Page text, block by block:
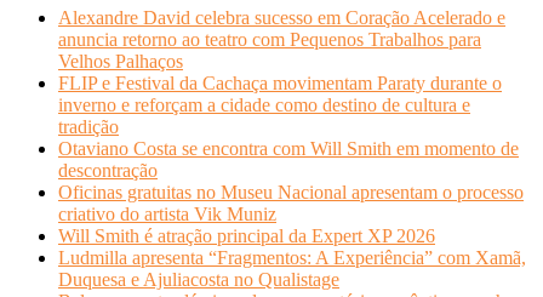
Alexandre David celebra sucesso em Coração Acelerado e
anuncia retorno ao teatro com Pequenos Trabalhos para
Velhos Palhaços
FLIP e Festival da Cachaça movimentam Paraty durante o
inverno e reforçam a cidade como destino de cultura e
tradição
Otaviano Costa se encontra com Will Smith em momento de
descontração
Oficinas gratuitas no Museu Nacional apresentam o processo
criativo do artista Vik Muniz
Will Smith é atração principal da Expert XP 2026
Ludmilla apresenta “Fragmentos: A Experiência” com Xamã,
Duquesa e Ajuliacosta no Qualistage